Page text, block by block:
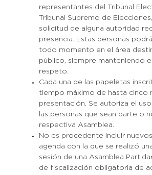
representantes del Tribunal
Tribunal Supremo de
solicitud de alguna autoridad
presencia. Estas personas
todo momento en el área
público, siempre manteniendo
respeto.
Cada una de las papeletas
tiempo máximo de hasta cinco
presentación. Se autoriza el
las personas que sean parte o
respectiva Asamblea.
No es procedente incluir
agenda con la que se realizó
sesión de una Asamblea
de fiscalización obligatoria de